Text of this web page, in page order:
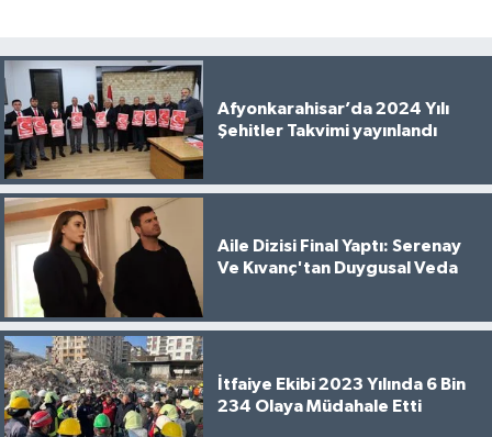
Afyonkarahisar’da 2024 Yılı
Şehitler Takvimi yayınlandı
Aile Dizisi Final Yaptı: Serenay
Ve Kıvanç'tan Duygusal Veda
İtfaiye Ekibi 2023 Yılında 6 Bin
234 Olaya Müdahale Etti